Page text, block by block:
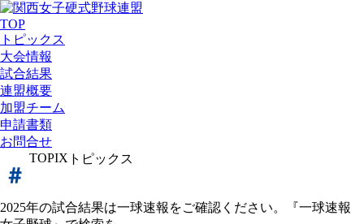
TOP
トピックス
大会情報
試合結果
連盟概要
加盟チーム
申請書類
お問合せ
TOPIX トピックス
2025年の試合結果は一球速報をご確認ください。『一球速報